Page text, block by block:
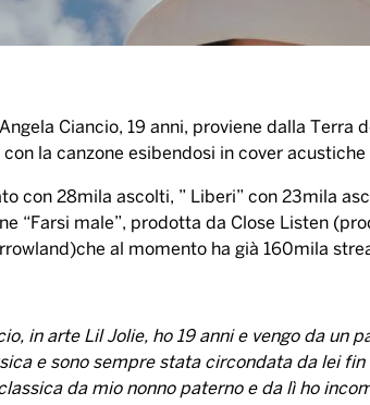
Ciancio, 19 anni, proviene dalla Terra
la canzone esibendosi in cover acustiche
con 28mila ascolti, ” Liberi” con 23mila
“Farsi male”, prodotta da Close Listen
al momento ha già 160mila
in arte Lil Jolie, ho 19 anni e vengo da un
e sono sempre stata circondata da lei fin
da mio nonno paterno e da lì ho